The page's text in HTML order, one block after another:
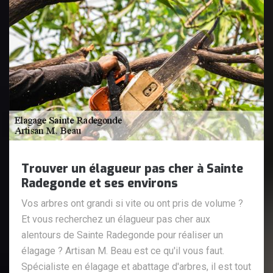
Trouver un élagueur pas cher à Sainte
Radegonde et ses environs
Vos arbres ont grandi si vite ou ont pris de volume ?
Et vous recherchez un élagueur pas cher aux
alentours de Sainte Radegonde pour réaliser un
élagage ? Artisan M. Beau est ce qu'il vous faut.
Spécialiste en élagage et abattage d'arbres, il est tout